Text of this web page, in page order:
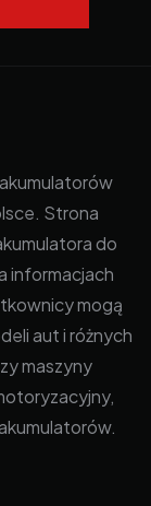
Strona
do
informacjach
mogą
aut i różnych
maszyny